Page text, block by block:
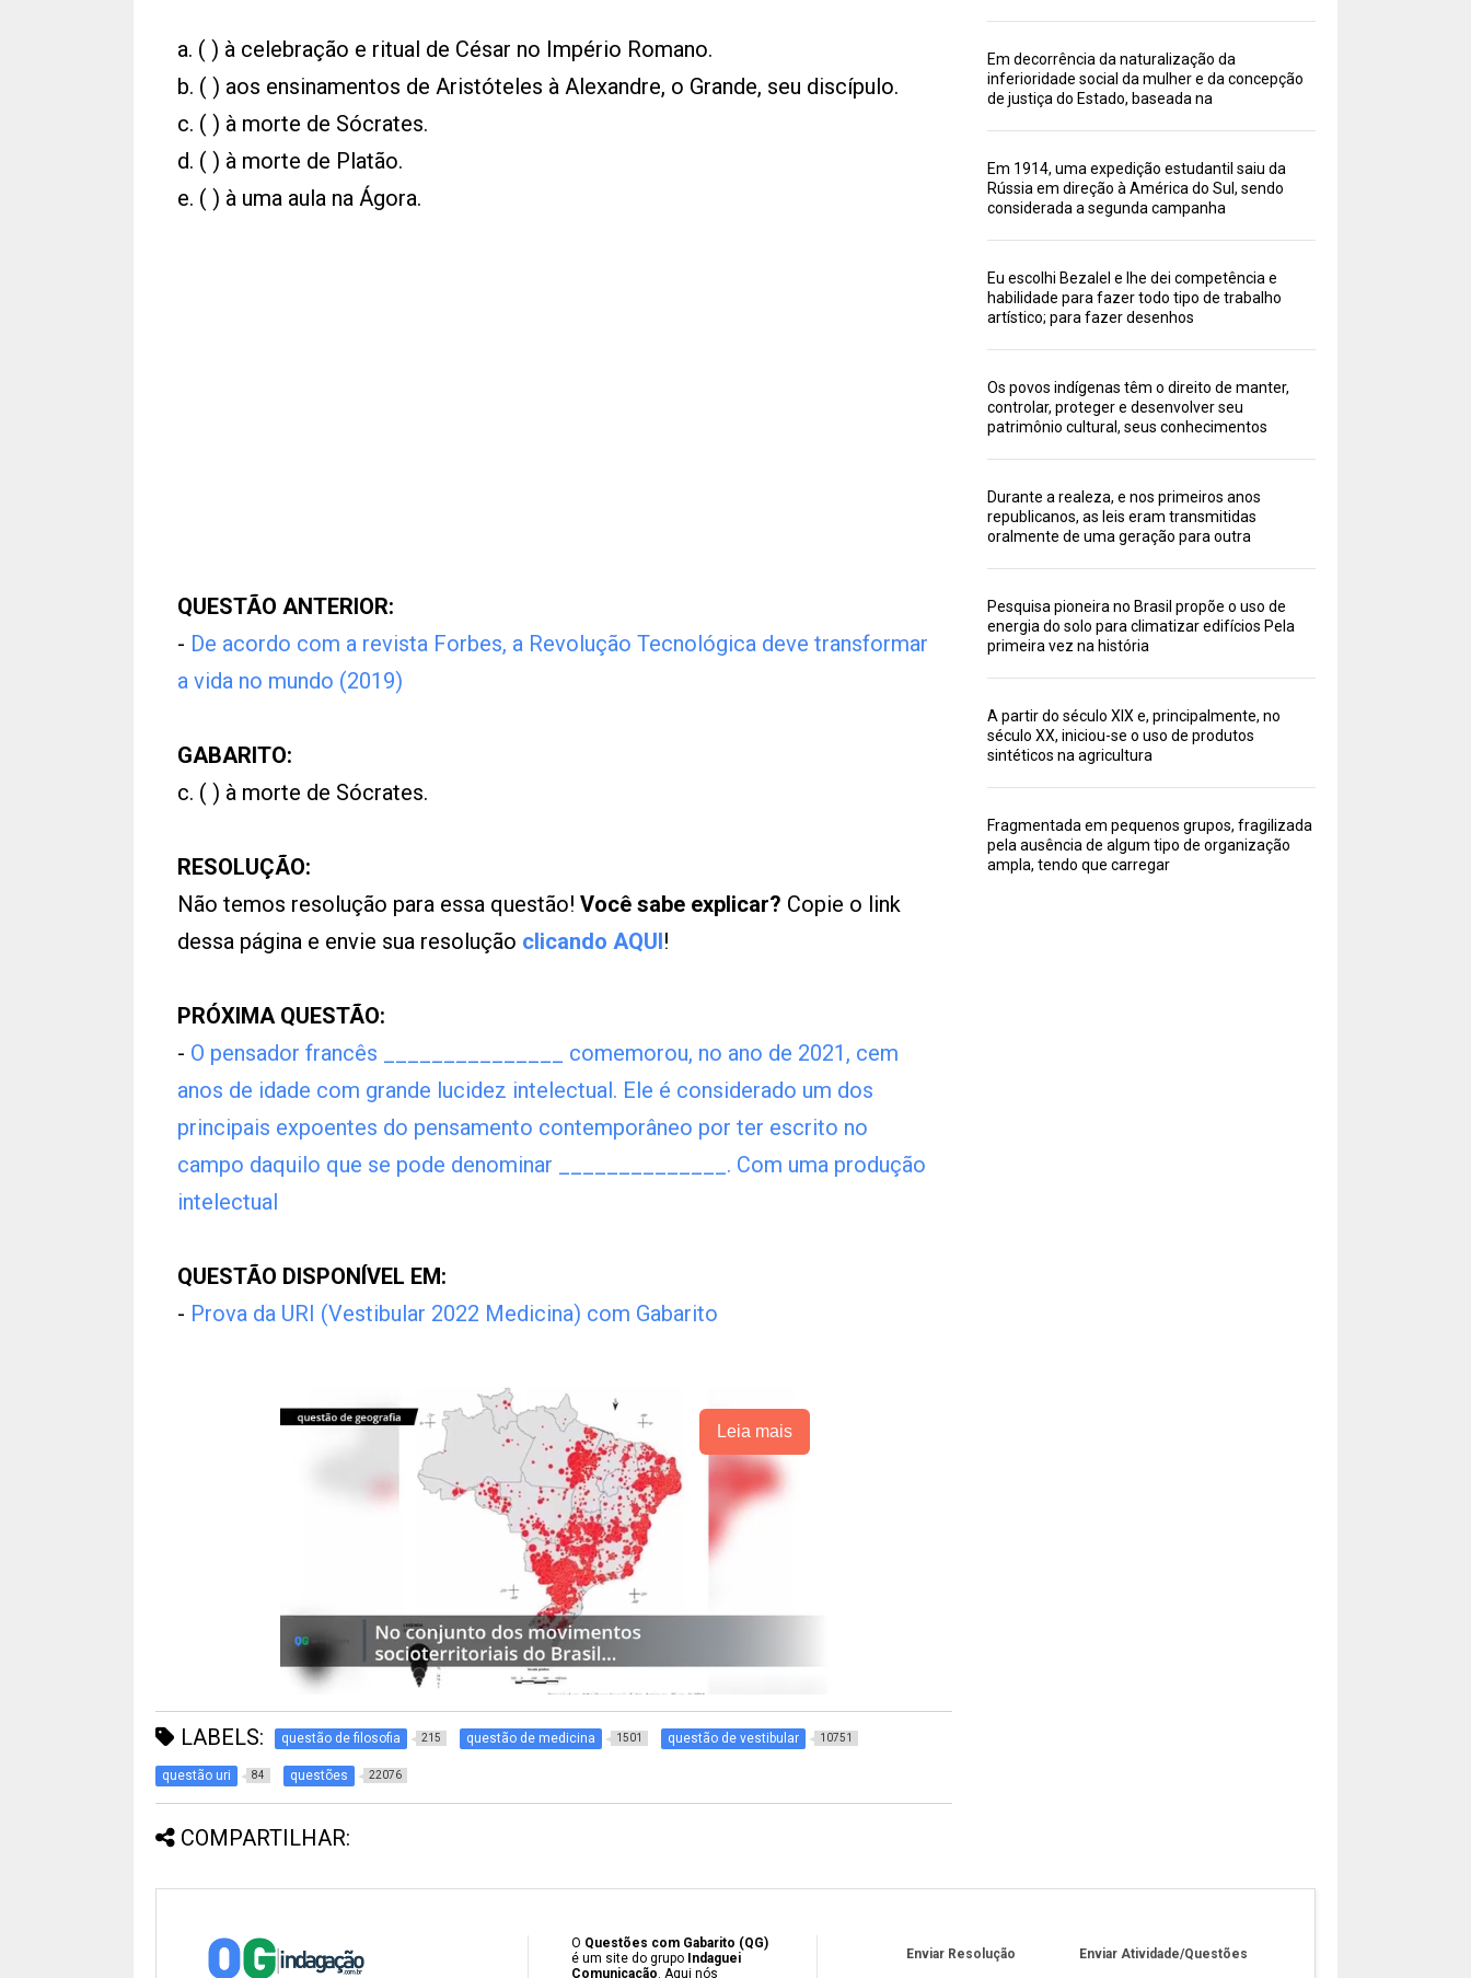
a. ( ) à celebração e ritual de César no Império Romano.
b. ( ) aos ensinamentos de Aristóteles à Alexandre, o Grande, seu discípulo.
c. ( ) à morte de Sócrates.
d. ( ) à morte de Platão.
e. ( ) à uma aula na Ágora.
QUESTÃO ANTERIOR:
- De acordo com a revista Forbes, a Revolução Tecnológica deve transformar
a vida no mundo (2019)
GABARITO:
c. ( ) à morte de Sócrates.
RESOLUÇÃO:
Não temos resolução para essa questão! Você sabe explicar? Copie o link
dessa página e envie sua resolução clicando AQUI!
PRÓXIMA QUESTÃO:
- O pensador francês _______________ comemorou, no ano de 2021, cem
anos de idade com grande lucidez intelectual. Ele é considerado um dos
principais expoentes do pensamento contemporâneo por ter escrito no
campo daquilo que se pode denominar ______________. Com uma produção
intelectual
QUESTÃO DISPONÍVEL EM:
- Prova da URI (Vestibular 2022 Medicina) com Gabarito
Leia mais
LABELS: questão de filosofia 215 questão de medicina 1501 questão de vestibular 10751
questão uri 84 questões 22076
COMPARTILHAR:
Em decorrência da naturalização da
inferioridade social da mulher e da concepção
de justiça do Estado, baseada na
Em 1914, uma expedição estudantil saiu da
Rússia em direção à América do Sul, sendo
considerada a segunda campanha
Eu escolhi Bezalel e lhe dei competência e
habilidade para fazer todo tipo de trabalho
artístico; para fazer desenhos
Os povos indígenas têm o direito de manter,
controlar, proteger e desenvolver seu
patrimônio cultural, seus conhecimentos
Durante a realeza, e nos primeiros anos
republicanos, as leis eram transmitidas
oralmente de uma geração para outra
Pesquisa pioneira no Brasil propõe o uso de
energia do solo para climatizar edifícios Pela
primeira vez na história
A partir do século XIX e, principalmente, no
século XX, iniciou-se o uso de produtos
sintéticos na agricultura
Fragmentada em pequenos grupos, fragilizada
pela ausência de algum tipo de organização
ampla, tendo que carregar
O Questões com Gabarito (QG)
é um site do grupo Indaguei
Comunicação. Aqui nós
Enviar Resolução Enviar Atividade/Questões